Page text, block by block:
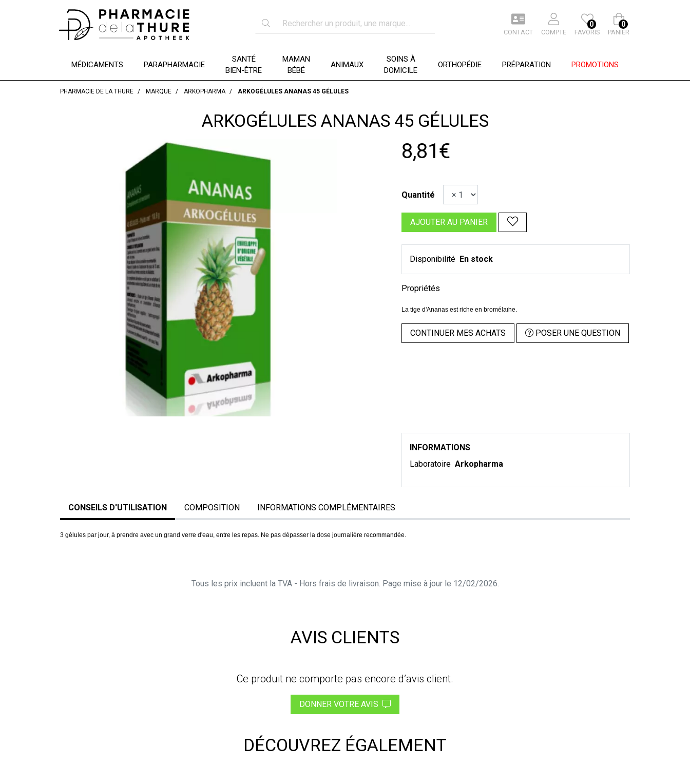
CONTACT COMPTE FAVORIS
0
PANIER
0
MÉDICAMENTS PARAPHARMACIE
SANTÉ
BIEN-ÊTRE
MAMAN
BÉBÉ
ANIMAUX
SOINS À
DOMICILE
ORTHOPÉDIE PRÉPARATION PROMOTIONS
PHARMACIE DE LA THURE MARQUE ARKOPHARMA ARKOGÉLULES ANANAS 45 GÉLULES
ARKOGÉLULES ANANAS 45 GÉLULES
8,81€
Quantité
AJOUTER AU PANIER
Disponibilité En stock
Propriétés
La tige d'Ananas est riche en bromélaïne.
CONTINUER MES ACHATS POSER UNE QUESTION
INFORMATIONS
Laboratoire Arkopharma
CONSEILS D'UTILISATION COMPOSITION INFORMATIONS COMPLÉMENTAIRES
3 gélules par jour, à prendre avec un grand verre d'eau, entre les repas. Ne pas dépasser la dose journalière recommandée.
Tous les prix incluent la TVA - Hors frais de livraison. Page mise à jour le 12/02/2026.
AVIS CLIENTS
Ce produit ne comporte pas encore d’avis client.
DONNER VOTRE AVIS
DÉCOUVREZ ÉGALEMENT